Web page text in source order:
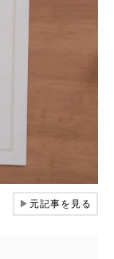
▶元記事を見る